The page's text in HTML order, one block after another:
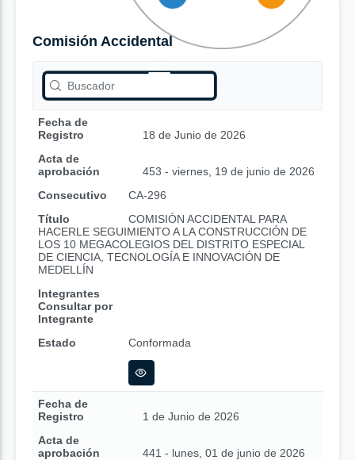
Comisión Accidental
Fecha de
Registro
18 de Junio de 2026
Acta de
aprobación
453 - viernes, 19 de junio de 2026
Consecutivo
CA-296
Título
COMISIÓN ACCIDENTAL PARA
HACERLE SEGUIMIENTO A LA CONSTRUCCIÓN DE
LOS 10 MEGACOLEGIOS DEL DISTRITO ESPECIAL
DE CIENCIA, TECNOLOGÍA E INNOVACIÓN DE
MEDELLÍN
Integrantes
Consultar por
Integrante
Estado
Conformada
Fecha de
Registro
1 de Junio de 2026
Acta de
aprobación
441 - lunes, 01 de junio de 2026